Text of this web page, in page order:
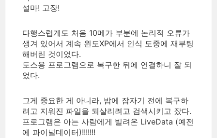
설마! 고장!
다행스럽게도 처음 10메가 부분에 논리적 오류가
생겨 있어서 계속 윈도XP에서 인식 도중에 재부팅
해버린 것이었다.
도스용 프로그램으로 복구한 뒤에 연결하니 잘 되
었다.
그게 중요한 게 아니라, 밤에 잠자기 전에 복구하
려고 지워진 파일을 되살리려고 검색시키고 잤다.
프로그램은 아는 사람에게 빌려온 LiveData (예전
에 파이널데이터)!!!!!!!